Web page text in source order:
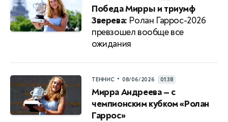
Победа Мирры и триумф
Зверева: Ролан Гаррос-2026
превзошел вообще все
ожидания
ТЕННИС • 08/06/2026 01:38
Мирра Андреева — с
чемпионским кубком «Ролан
Гаррос»